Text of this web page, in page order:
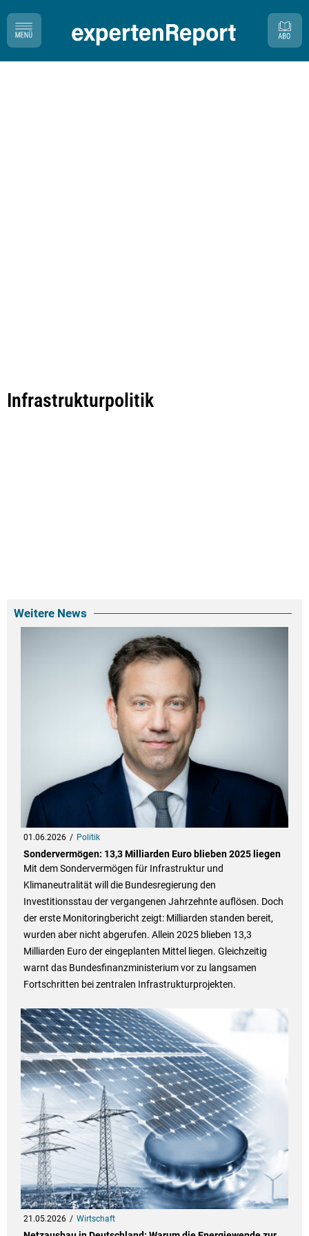
Infrastrukturpolitik
Weitere News
01.06.2026 Politik
Sondervermögen: 13,3 Milliarden Euro blieben 2025 liegen
Mit dem Sondervermögen für Infrastruktur und
Klimaneutralität will die Bundesregierung den
Investitionsstau der vergangenen Jahrzehnte auflösen. Doch
der erste Monitoringbericht zeigt: Milliarden standen bereit,
wurden aber nicht abgerufen. Allein 2025 blieben 13,3
Milliarden Euro der eingeplanten Mittel liegen. Gleichzeitig
warnt das Bundesfinanzministerium vor zu langsamen
Fortschritten bei zentralen Infrastrukturprojekten.
21.05.2026 Wirtschaft